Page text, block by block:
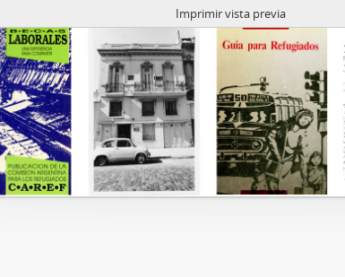
Imprimir vista previa